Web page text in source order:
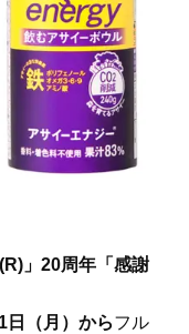
」20周年「感謝
日（月）からフル